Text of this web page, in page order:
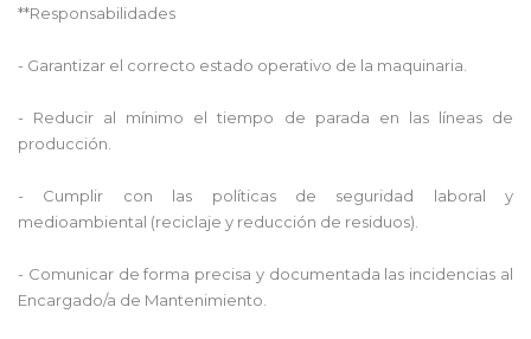
**Responsabilidades
- Garantizar el correcto estado operativo de la maquinaria.
- Reducir al mínimo el tiempo de parada en las líneas de
producción.
- Cumplir con las políticas de seguridad laboral y
medioambiental (reciclaje y reducción de residuos).
- Comunicar de forma precisa y documentada las incidencias al
Encargado/a de Mantenimiento.